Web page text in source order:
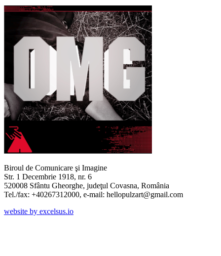
Biroul de Comunicare şi Imagine
Str. 1 Decembrie 1918, nr. 6
520008 Sfântu Gheorghe, judeţul Covasna, România
Tel./fax: +40267312000, e-mail: hellopulzart@gmail.com
website by excelsus.io